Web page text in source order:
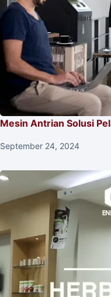
Mesin Antrian Solusi
September 24, 2024